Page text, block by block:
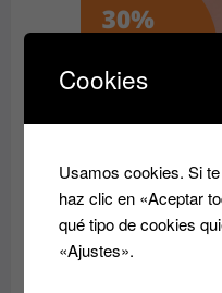
Cookies
Usamos cookies. Si
haz clic en «Aceptar
qué tipo de cookies
«Ajustes».